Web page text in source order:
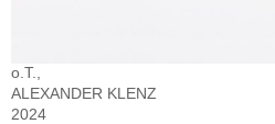
o.T.,
ALEXANDER KLENZ
2024